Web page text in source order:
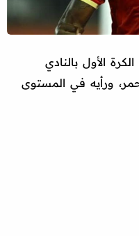
الأول بالنادي
ورأيه في المستوى